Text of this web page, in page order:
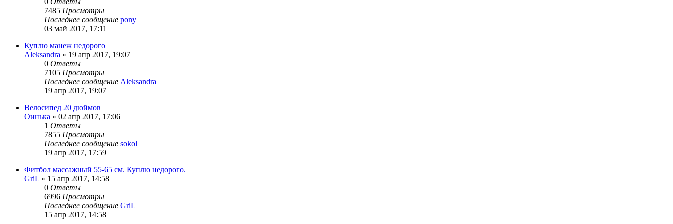
7485 Просмотры
Последнее сообщение pony
03 май 2017, 17:11
Куплю манеж недорого
Aleksandra » 19 апр 2017, 19:07
0 Ответы
7105 Просмотры
Последнее сообщение Aleksandra
19 апр 2017, 19:07
Велосипед 20 дюймов
Оинька » 02 апр 2017, 17:06
1 Ответы
7855 Просмотры
Последнее сообщение sokol
19 апр 2017, 17:59
Фитбол массажный 55-65 см. Куплю недорого.
GriL » 15 апр 2017, 14:58
0 Ответы
6996 Просмотры
Последнее сообщение GriL
15 апр 2017, 14:58